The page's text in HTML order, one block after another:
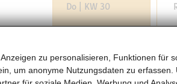
zu personalisieren, Funktionen
um anonyme Nutzungsdaten zu erfassen.
Do | KW 30
30.07.2024
Di | KW 31